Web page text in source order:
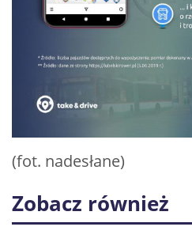
(fot. nadesłane)
Zobacz również